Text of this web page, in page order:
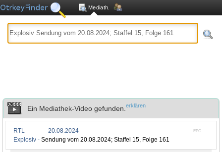
Mediath.
Ein Mediathek-Video gefunden. erklären
EPG
RTL
20.08.2024
Explosiv - Sendung vom 20.08.2024; Staffel 15, Folge 161